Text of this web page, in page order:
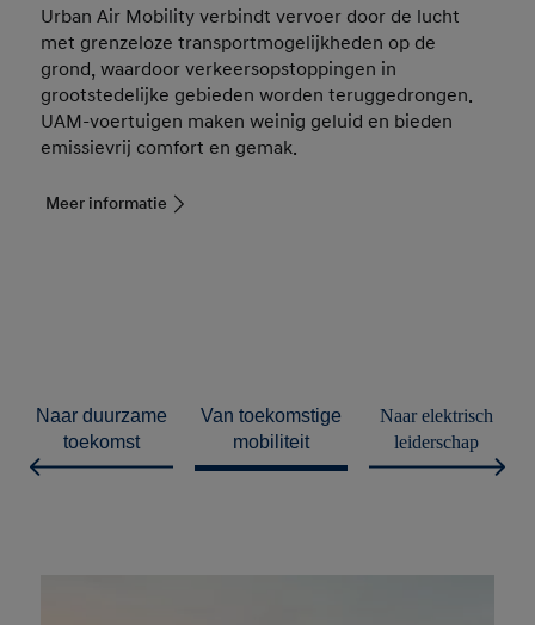
Urban Air Mobility verbindt vervoer door de lucht
met grenzeloze transportmogelijkheden op de
grond, waardoor verkeersopstoppingen in
grootstedelijke gebieden worden teruggedrongen.
UAM-voertuigen maken weinig geluid en bieden
emissievrij comfort en gemak.
Meer informatie
duurzame
toekomst
toekomstige
mobiliteit
elektrisch
leiderschap